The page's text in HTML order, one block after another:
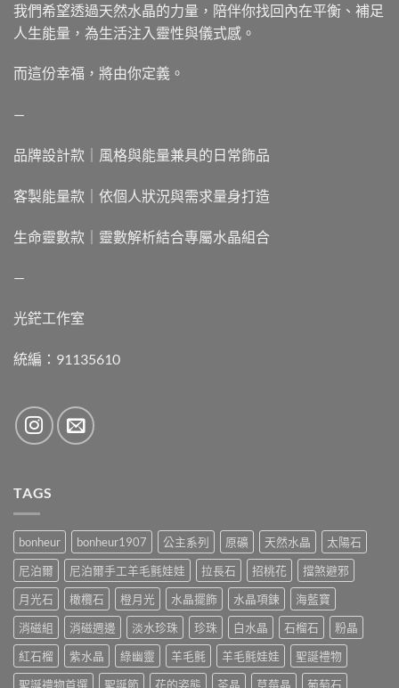
我們希望透過天然水晶的力量，陪伴你找回內在平衡、補足
人生能量，為生活注入靈性與儀式感。
而這份幸福，將由你定義。
—
品牌設計款｜風格與能量兼具的日常飾品
客製能量款｜依個人狀況與需求量身打造
生命靈數款｜靈數解析結合專屬水晶組合
—
光鋩工作室
統編：91135610
TAGS
bonheur bonheur1907 公主系列 原礦 天然水晶
太陽石
尼泊爾
尼泊爾手工羊毛氈娃娃 拉長石 招桃花
擋煞避邪
月光石
橄欖石 橙月光 水晶擺飾 水晶項鍊
海藍寶
消磁組
消磁週邊 淡水珍珠 珍珠 白水晶 石榴石
粉晶
紅石榴
紫水晶 綠幽靈 羊毛氈 羊毛氈娃娃
聖誕禮物
聖誕禮物首選
聖誕節 花的姿態 茶晶 草莓晶 葡萄石